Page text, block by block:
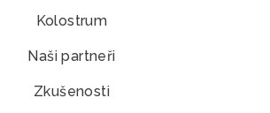
Kolostrum
Naši partneři
Zkušenosti